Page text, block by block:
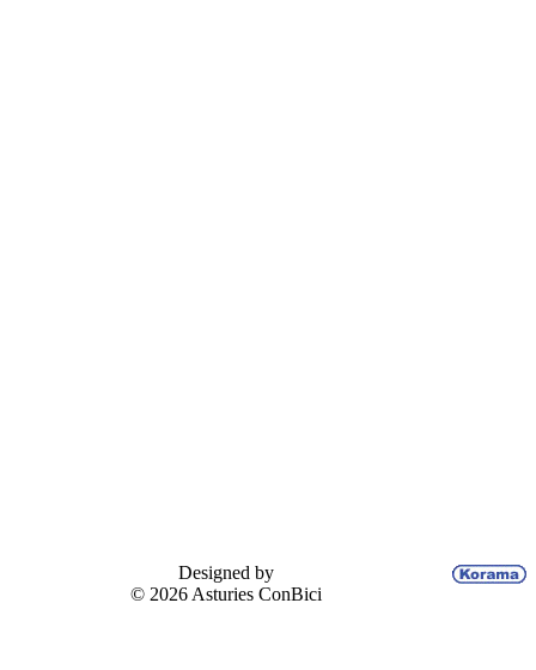
Designed by
© 2026 Asturies ConBici